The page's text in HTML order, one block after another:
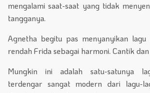
mengalami saat-saat yang tidak
tangganya.
Agnetha begitu pas menyanyikan lagu
rendah Frida sebagai harmoni. Cantik
Mungkin ini adalah satu-satunya
terdengar sangat modern dari lagu-